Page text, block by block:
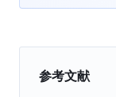
参考文献